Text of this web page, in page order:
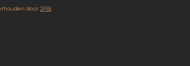
door JPB.